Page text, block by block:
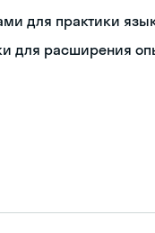
для практики
для расширения